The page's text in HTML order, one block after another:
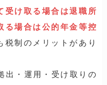
受け取る場合は退職所
る場合は公的年金等控
税制のメリットがあり
出・運用・受け取りの